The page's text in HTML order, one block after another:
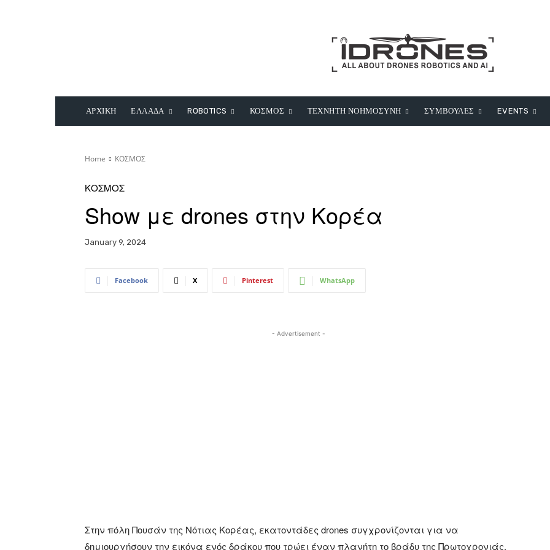
ΑΡΧΙΚΗ ΕΛΛΑΔΑ ROBOTICS ΚΟΣΜΟΣ ΤΕΧΝΗΤΗ ΝΟΗΜΟΣΥΝΗ ΣΥΜΒΟΥΛΕΣ EVENTS
Home ΚΟΣΜΟΣ
ΚΟΣΜΟΣ
Show με drones στην Κορέα
January 9, 2024
Facebook X Pinterest WhatsApp
- Advertisement -
Στην πόλη Πουσάν της Νότιας Κορέας, εκατοντάδες drones συγχρονίζονται για να
δημιουργήσουν την εικόνα ενός δράκου που τρώει έναν πλανήτη το βράδυ της Πρωτοχρονιάς.